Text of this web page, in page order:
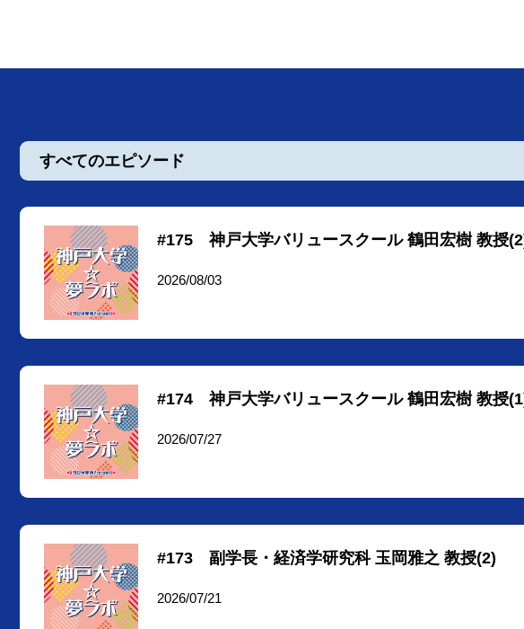
すべてのエピソード
#175 神戸大学バリュースクール 鶴田宏樹 教授
2026/08/03
#174 神戸大学バリュースクール 鶴田宏樹 教授
2026/07/27
#173 副学長・経済学研究科 玉岡雅之 教授(2)
2026/07/21